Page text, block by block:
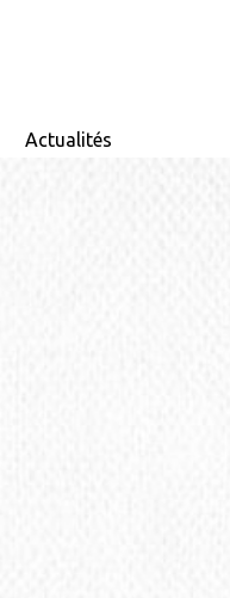
Actualités